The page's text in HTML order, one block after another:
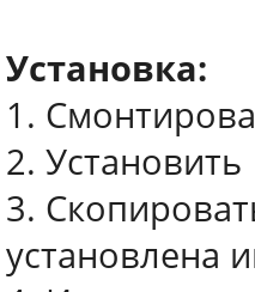
Установка:
1.
2. Установить
3.
установлена